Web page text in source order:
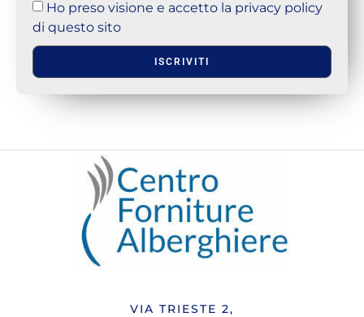
Ho preso visione e accetto la privacy policy
di questo sito
ISCRIVITI
VIA TRIESTE 2,